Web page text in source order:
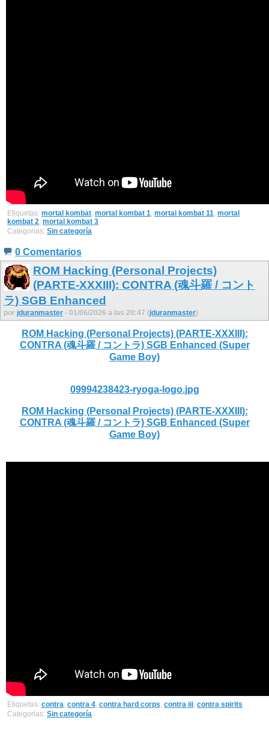
Etiquetas: mortal kombat mortal kombat 1 mortal kombat 11 mortal
kombat 2 mortal kombat 3
Categorías: Sin categoría
0 Comentarios
ROM Hacking (Personal Projects)
(PARTE-XXXIII): CONTRA (魂斗羅 / コント
ラ) SGB Enhanced
por jduranmaster - 01/06/2026 a las 20:47 (jduranmaster)
ROM Hacking (Personal Projects) (PARTE-XXXIII):
CONTRA (魂斗羅 / コントラ) SGB Enhanced (Super
Game Boy)
09994238423-ryoga-logo.jpg
ROM Hacking (Personal Projects) (PARTE-XXXIII):
CONTRA (魂斗羅 / コントラ) SGB Enhanced (Super
Game Boy)
Etiquetas: contra, contra 4, contra hard corps, contra iii, contra spirits
Categorías: Sin categoría